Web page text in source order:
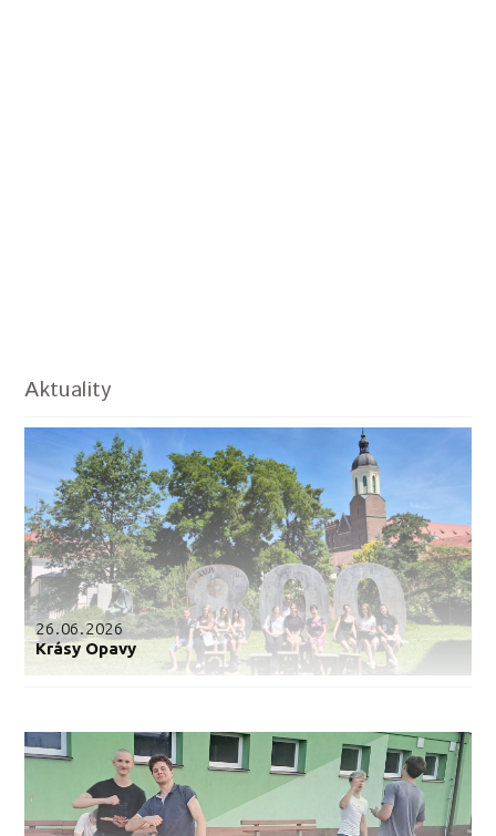
Aktuality
26.06.2026
Krásy Opavy